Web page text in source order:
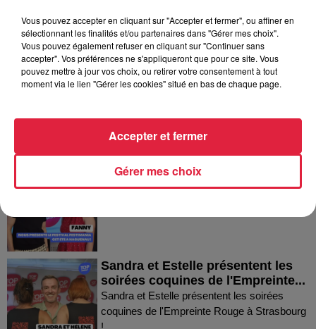
Dans la même série
Thierry du Domaine Wunsch et
Mann à Wettolsheim !
Wettolsheim !
Fanny nous présente le festival
Sandra et Estelle présentent les
soirées coquines de l'Empreinte...
Sandra et Estelle présentent les soirées
coquines de l'Empreinte Rouge à Strasbourg
Vous pouvez accepter en cliquant sur "Accepter et fermer", ou affiner en
sélectionnant les finalités et/ou partenaires dans "Gérer mes choix".
Vous pouvez également refuser en cliquant sur "Continuer sans
accepter". Vos préférences ne s'appliqueront que pour ce site. Vous
pouvez mettre à jour vos choix, ou retirer votre consentement à tout
moment via le lien "Gérer les cookies" situé en bas de chaque page.
Gérer mes choix
Accepter et fermer